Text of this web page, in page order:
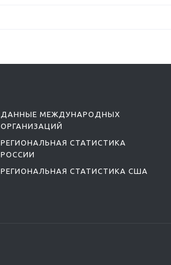
ДАННЫЕ МЕЖДУНАРОДНЫХ
ОРГАНИЗАЦИЙ
РЕГИОНАЛЬНАЯ СТАТИСТИКА
РОССИИ
РЕГИОНАЛЬНАЯ СТАТИСТИКА США